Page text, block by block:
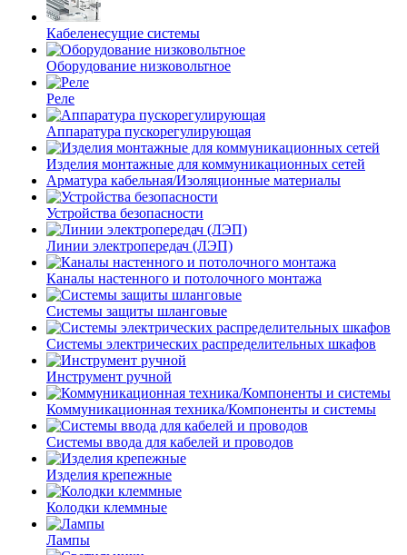
Кабеленесущие системы
Оборудование низковольтное
Реле
Аппаратура пускорегулирующая
Изделия монтажные для коммуникационных сетей
Арматура кабельная/Изоляционные материалы
Устройства безопасности
Линии электропередач (ЛЭП)
Каналы настенного и потолочного монтажа
Системы защиты шланговые
Системы электрических распределительных шкафов
Инструмент ручной
Коммуникационная техника/Компоненты и системы
Системы ввода для кабелей и проводов
Изделия крепежные
Колодки клеммные
Лампы